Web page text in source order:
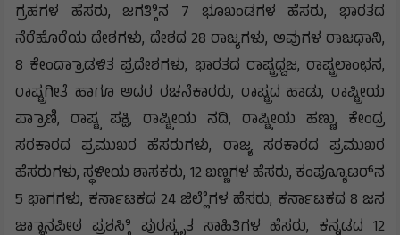
ಗ್ರಹಗಳ ಹೆಸರು, ಜಗತ್ತಿಿನ 7 ಭೂಖಂಡಗಳ ಹೆಸರು, ಭಾರತದ
ನೆರೆಹೊರೆಯ ದೇಶಗಳು, ದೇಶದ 28 ರಾಜ್ಯಗಳು, ಅವುಗಳ ರಾಜಧಾನಿ,
8 ಕೇಂದ್ರಾಾಡಳಿತ ಪ್ರದೇಶಗಳು, ಭಾರತದ ರಾಷ್ಟ್ರಧ್ವಜ, ರಾಷ್ಟ್ರಲಾಂಛನ,
ರಾಷ್ಟ್ರಗೀತೆ ಹಾಗೂ ಅದರ ರಚನೆಕಾರರು, ರಾಷ್ಟ್ರದ ಹಾಡು, ರಾಷ್ಟ್ರೀಯ
ಪ್ರಾಾಣಿ, ರಾಷ್ಟ್ರ ಪಕ್ಷಿ, ರಾಷ್ಟ್ರೀಯ ನದಿ, ರಾಷ್ಟ್ರೀಯ ಹಣ್ಣು, ಕೇಂದ್ರ
ಸರಕಾರದ ಪ್ರಮುಖರ ಹೆಸರುಗಳು, ರಾಜ್ಯ ಸರಕಾರದ ಪ್ರಮುಖರ
ಹೆಸರುಗಳು, ಸ್ಥಳೀಯ ಶಾಸಕರು, 12 ಬಣ್ಣಗಳ ಹೆಸರು, ಕಂಪ್ಯೂೂಟರ್‌ನ
5 ಭಾಗಗಳು, ಕರ್ನಾಟಕದ 24 ಜಿಲ್ಲೆೆಗಳ ಹೆಸರು, ಕರ್ನಾಟಕದ 8 ಜನ
ಜ್ಞಾಾನಪೀಠ ಪ್ರಶಸ್ತಿಿ ಪುರಸ್ಕೃತ ಸಾಹಿತಿಗಳ ಹೆಸರು, ಕನ್ನಡದ 12